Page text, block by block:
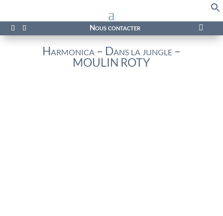
Nous contacter 
Harmonica – Dans la jungle –
MOULIN ROTY